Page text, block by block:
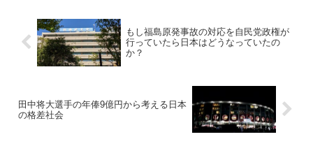
もし福島原発事故の対応を自民党政権が
行っていたら日本はどうなっていたの
か？
田中将大選手の年俸9億円から考える日本
の格差社会